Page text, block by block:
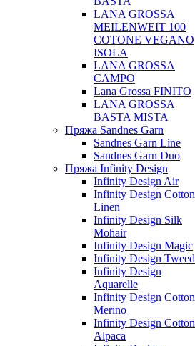
LANA GROSSA
MEILENWEIT 100
COTONE VEGANO
ISOLA
LANA GROSSA
CAMPO
Lana Grossa FINITO
LANA GROSSA
BASTA MISTA
Пряжа Sandnes Garn
Sandnes Garn Line
Sandnes Garn Duo
Пряжа Infinity Design
Infinity Design Air
Infinity Design Cotton
Linen
Infinity Design Silk
Mohair
Infinity Design Magic
Infinity Design Tweed
Infinity Design
Aquarelle
Infinity Design Cotton
Merino
Infinity Design Cotton
Alpaca